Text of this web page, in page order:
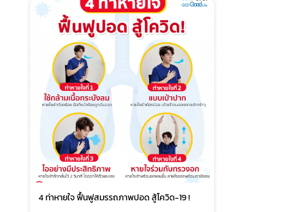
4 ท่าหายใจ ฟื้นฟูสมรรถภาพปอด สู้โควิด-19 !